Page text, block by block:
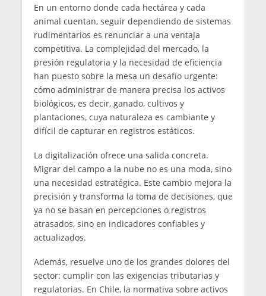
En un entorno donde cada hectárea y cada
animal cuentan, seguir dependiendo de sistemas
rudimentarios es renunciar a una ventaja
competitiva. La complejidad del mercado, la
presión regulatoria y la necesidad de eficiencia
han puesto sobre la mesa un desafío urgente:
cómo administrar de manera precisa los activos
biológicos, es decir, ganado, cultivos y
plantaciones, cuya naturaleza es cambiante y
difícil de capturar en registros estáticos.
La digitalización ofrece una salida concreta.
Migrar del campo a la nube no es una moda, sino
una necesidad estratégica. Este cambio mejora la
precisión y transforma la toma de decisiones, que
ya no se basan en percepciones o registros
atrasados, sino en indicadores confiables y
actualizados.
Además, resuelve uno de los grandes dolores del
sector: cumplir con las exigencias tributarias y
regulatorias. En Chile, la normativa sobre activos